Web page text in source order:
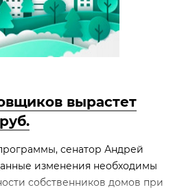
вырастет
сенатор Андрей
изменения необходимы
собственников домов при